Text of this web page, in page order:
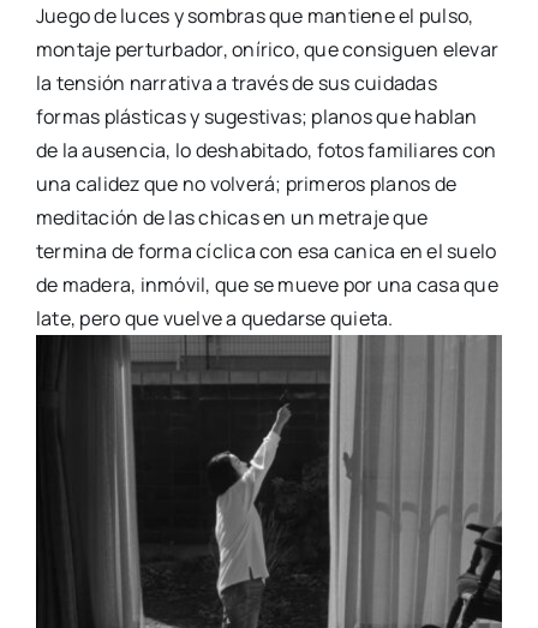
Juego de luces y sombras que mantiene el pulso,
montaje perturbador, onírico, que consiguen elevar
la tensión narrativa a través de sus cuidadas
formas plásticas y sugestivas; planos que hablan
de la ausencia, lo deshabitado, fotos familiares con
una calidez que no volverá; primeros planos de
meditación de las chicas en un metraje que
termina de forma cíclica con esa canica en el suelo
de madera, inmóvil, que se mueve por una casa que
late, pero que vuelve a quedarse quieta.